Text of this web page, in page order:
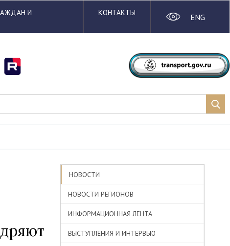
И
КОНТАКТЫ ENG
НОВОСТИ
НОВОСТИ РЕГИОНОВ
ИНФОРМАЦИОННАЯ ЛЕНТА
ВЫСТУПЛЕНИЯ И ИНТЕРВЬЮ